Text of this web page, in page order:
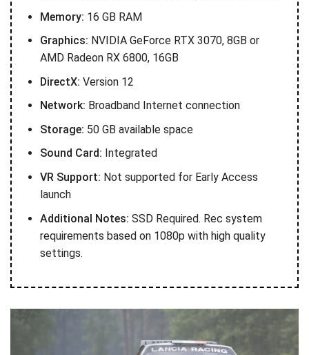
Memory: 16 GB RAM
Graphics: NVIDIA GeForce RTX 3070, 8GB or
AMD Radeon RX 6800, 16GB
DirectX: Version 12
Network: Broadband Internet connection
Storage: 50 GB available space
Sound Card: Integrated
VR Support: Not supported for Early Access
launch
Additional Notes: SSD Required. Rec system
requirements based on 1080p with high quality
settings.